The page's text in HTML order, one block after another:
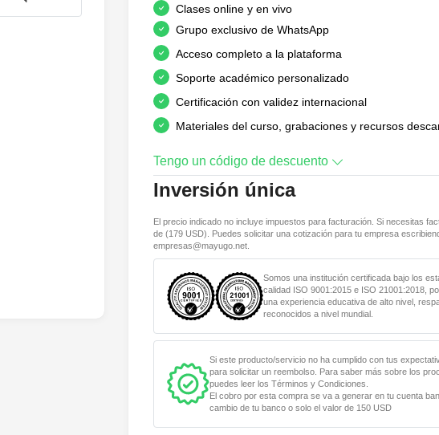
Clases online y en vivo
Grupo exclusivo de WhatsApp
Acceso completo a la plataforma
Soporte académico personalizado
Certificación con validez internacional
Materiales del curso, grabaciones y recursos
Tengo un código de descuento
Inversión única
El precio indicado no incluye impuestos para facturación. Si necesitas
de (179 USD). Puedes solicitar una cotización para tu empresa
empresas@mayugo.net
Somos una institución certificada bajo los
calidad ISO 9001:2015 e ISO 21001:2018,
una experiencia educativa de alto nivel,
reconocidos a nivel mundial.
Si este producto/servicio no ha cumplido con tus
para solicitar un reembolso. Para saber más sobre los
puedes leer los Términos y Condiciones.
El cobro por esta compra se va a generar en tu cuenta
cambio de tu banco o solo el valor de 150 USD